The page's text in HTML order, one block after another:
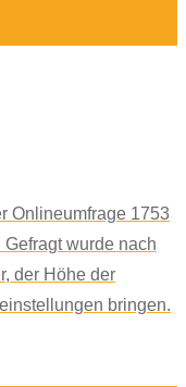
Onlineumfrage 1753
wurde nach
der Höhe der
bringen.